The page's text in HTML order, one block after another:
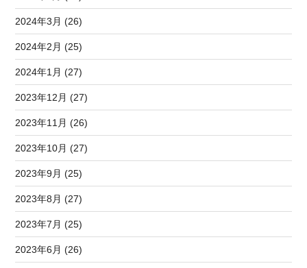
2024年3月 (26)
2024年2月 (25)
2024年1月 (27)
2023年12月 (27)
2023年11月 (26)
2023年10月 (27)
2023年9月 (25)
2023年8月 (27)
2023年7月 (25)
2023年6月 (26)